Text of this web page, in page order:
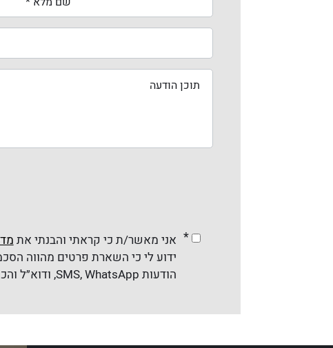
אני מאשר/ת כי קראתי והבנתי את
ידוע לי כי השארת פרטים מהווה
הודעות SMS, WhatsApp, ודוא״ל והכול בהתאם לדין. ניתן להסיר את ההסכמה בכל עת.
*